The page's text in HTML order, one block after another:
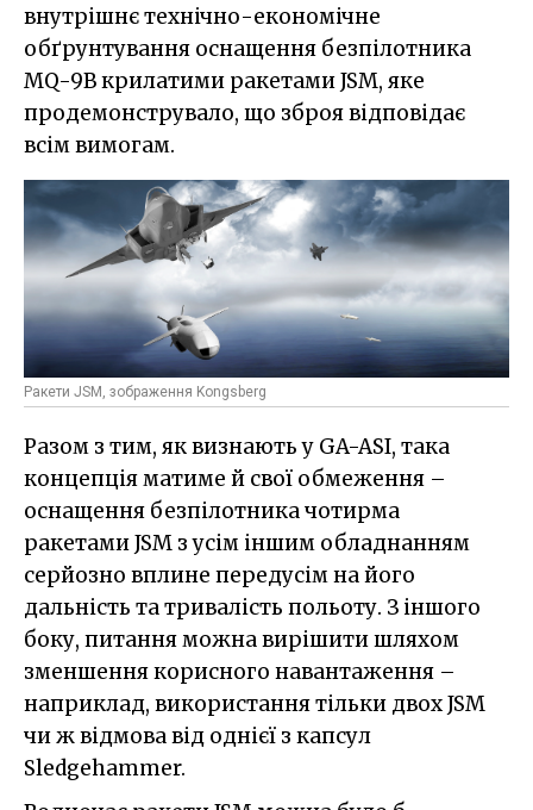
внутрішнє технічно-економічне
обґрунтування оснащення безпілотника
MQ-9B крилатими ракетами JSM, яке
продемонструвало, що зброя відповідає
всім вимогам.
Ракети JSM, зображення Kongsberg
Разом з тим, як визнають у GA-ASI, така
концепція матиме й свої обмеження –
оснащення безпілотника чотирма
ракетами JSM з усім іншим обладнанням
серйозно вплине передусім на його
дальність та тривалість польоту. З іншого
боку, питання можна вирішити шляхом
зменшення корисного навантаження –
наприклад, використання тільки двох JSM
чи ж відмова від однієї з капсул
Sledgehammer.